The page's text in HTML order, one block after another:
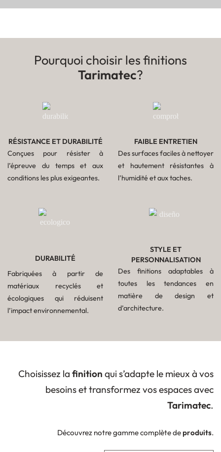
Pourquoi choisir les finitions
Tarimatec?
RÉSISTANCE ET DURABILITÉ
Conçues pour résister à
l’épreuve du temps et aux
conditions les plus exigeantes.
FAIBLE ENTRETIEN
Des surfaces faciles à nettoyer
et hautement résistantes à
l’humidité et aux taches.
DURABILITÉ
Fabriquées à partir de
matériaux recyclés et
écologiques qui réduisent
l’impact environnemental.
STYLE ET
PERSONNALISATION
Des finitions adaptables à
toutes les tendances en
matière de design et
d’architecture.
Choisissez la finition qui s’adapte le mieux à vos
besoins et transformez vos espaces avec
Tarimatec.
Découvrez notre gamme complète deproduits.